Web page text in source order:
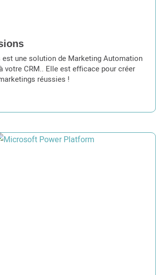
une solution de Marketing Automation
votre CRM.. Elle est efficace pour créer
réussies !